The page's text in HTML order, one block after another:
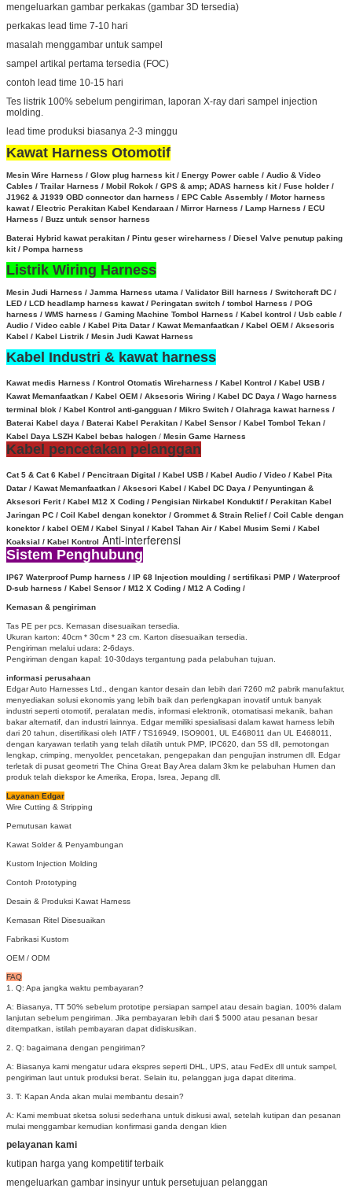
mengeluarkan gambar perkakas (gambar 3D tersedia)
perkakas lead time 7-10 hari
masalah menggambar untuk sampel
sampel artikal pertama tersedia (FOC)
contoh lead time 10-15 hari
Tes listrik 100% sebelum pengiriman, laporan X-ray dari sampel injection
molding.
lead time produksi biasanya 2-3 minggu
Kawat Harness Otomotif
Mesin Wire Harness / Glow plug harness kit / Energy Power cable / Audio & Video
Cables / Trailar Harness / Mobil Rokok / GPS & amp; ADAS harness kit / Fuse holder /
J1962 & J1939 OBD connector dan harness / EPC Cable Assembly / Motor harness
kawat / Electric Perakitan Kabel Kendaraan / Mirror Harness / Lamp Harness / ECU
Harness / Buzz untuk sensor harness
Baterai Hybrid kawat perakitan / Pintu geser wireharness / Diesel Valve penutup paking
kit / Pompa harness
Listrik Wiring Harness
Mesin Judi Harness / Jamma Harness utama / Validator Bill harness / Switchcraft DC /
LED / LCD headlamp harness kawat / Peringatan switch / tombol Harness / POG
harness / WMS harness / Gaming Machine Tombol Harness / Kabel kontrol / Usb cable /
Audio / Video cable / Kabel Pita Datar / Kawat Memanfaatkan / Kabel OEM / Aksesoris
Kabel / Kabel Listrik / Mesin Judi Kawat Harness
Kabel Industri & kawat harness
Kawat medis Harness / Kontrol Otomatis Wireharness / Kabel Kontrol / Kabel USB /
Kawat Memanfaatkan / Kabel OEM / Aksesoris Wiring / Kabel DC Daya / Wago harness
terminal blok / Kabel Kontrol anti-gangguan / Mikro Switch / Olahraga kawat harness /
Baterai Kabel daya / Baterai Kabel Perakitan / Kabel Sensor / Kabel Tombol Tekan /
Kabel Daya LSZH Kabel bebas halogen / Mesin Game Harness
Kabel pencetakan pelanggan
Cat 5 & Cat 6 Kabel / Pencitraan Digital / Kabel USB / Kabel Audio / Video / Kabel Pita
Datar / Kawat Memanfaatkan / Aksesori Kabel / Kabel DC Daya / Penyuntingan &
Aksesori Ferit / Kabel M12 X Coding / Pengisian Nirkabel Konduktif / Perakitan Kabel
Jaringan PC / Coil Kabel dengan konektor / Grommet & Strain Relief / Coil Cable dengan
konektor / kabel OEM / Kabel Sinyal / Kabel Tahan Air / Kabel Musim Semi / Kabel
Koaksial / Kabel Kontrol Anti-interferensi
Sistem Penghubung
IP67 Waterproof Pump harness / IP 68 Injection moulding / sertifikasi PMP / Waterproof
D-sub harness / Kabel Sensor / M12 X Coding / M12 A Coding /
Kemasan & pengiriman
Tas PE per pcs. Kemasan disesuaikan tersedia.
Ukuran karton: 40cm * 30cm * 23 cm. Karton disesuaikan tersedia.
Pengiriman melalui udara: 2-6days.
Pengiriman dengan kapal: 10-30days tergantung pada pelabuhan tujuan.
informasi perusahaan
Edgar Auto Harnesses Ltd., dengan kantor desain dan lebih dari 7260 m2 pabrik manufaktur,
menyediakan solusi ekonomis yang lebih baik dan perlengkapan inovatif untuk banyak
industri seperti otomotif, peralatan medis, informasi elektronik, otomatisasi mekanik, bahan
bakar alternatif, dan industri lainnya.
Edgar memiliki spesialisasi dalam kawat harness lebih
dari 20 tahun, disertifikasi oleh IATF / TS16949, ISO9001, UL E468011 dan UL E468011,
dengan karyawan terlatih yang telah dilatih untuk PMP, IPC620, dan 5S dll, pemotongan
lengkap, crimping, menyolder, pencetakan, pengepakan dan pengujian instrumen dll. Edgar
terletak di pusat geometri The China Great Bay Area dalam 3km ke pelabuhan Humen dan
produk telah diekspor ke Amerika, Eropa, Isrea, Jepang dll.
Layanan Edgar
Wire Cutting & Stripping
Pemutusan kawat
Kawat Solder & Penyambungan
Kustom Injection Molding
Contoh Prototyping
Desain & Produksi Kawat Harness
Kemasan Ritel Disesuaikan
Fabrikasi Kustom
OEM / ODM
FAQ
1. Q: Apa jangka waktu pembayaran?
A: Biasanya, TT 50% sebelum prototipe persiapan sampel atau desain bagian, 100% dalam
lanjutan sebelum pengiriman.
Jika pembayaran lebih dari $ 5000 atau pesanan besar
ditempatkan, istilah pembayaran dapat didiskusikan.
2. Q: bagaimana dengan pengiriman?
A: Biasanya kami mengatur udara ekspres seperti DHL, UPS, atau FedEx dll untuk sampel,
pengiriman laut untuk produksi berat. Selain itu, pelanggan juga dapat diterima.
3. T: Kapan Anda akan mulai membantu desain?
A: Kami membuat sketsa solusi sederhana untuk diskusi awal, setelah kutipan dan pesanan
mulai menggambar kemudian konfirmasi ganda dengan klien
pelayanan kami
kutipan harga yang kompetitif terbaik
mengeluarkan gambar insinyur untuk persetujuan pelanggan